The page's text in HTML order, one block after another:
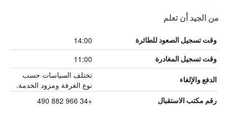
من الجيد أن تعلم
وقت تسجيل الصعود للطائرة 14:00
وقت تسجيل المغادرة 11:00
الدفع والإلغاء
تختلف السياسات حسب
نوع الغرفة ومزود الخدمة.
رقم مكتب الاستقبال +34 966 882 490